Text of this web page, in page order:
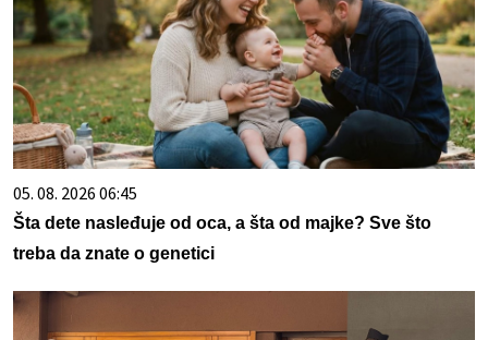
05. 08. 2026 06:45
Šta dete nasleđuje od oca, a šta od majke? Sve što
treba da znate o genetici